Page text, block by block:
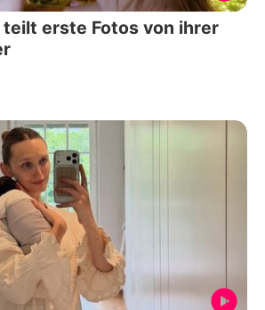
teilt erste Fotos von ihrer